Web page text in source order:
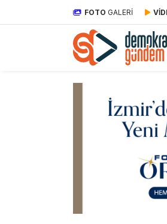
FOTO GALERİ